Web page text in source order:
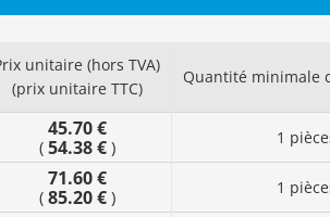
unitaire (hors TVA)
(prix unitaire TTC)
Quantité minimale
45.70 €
( 54.38 €) 1
71.60 €
( 85.20 €) 1